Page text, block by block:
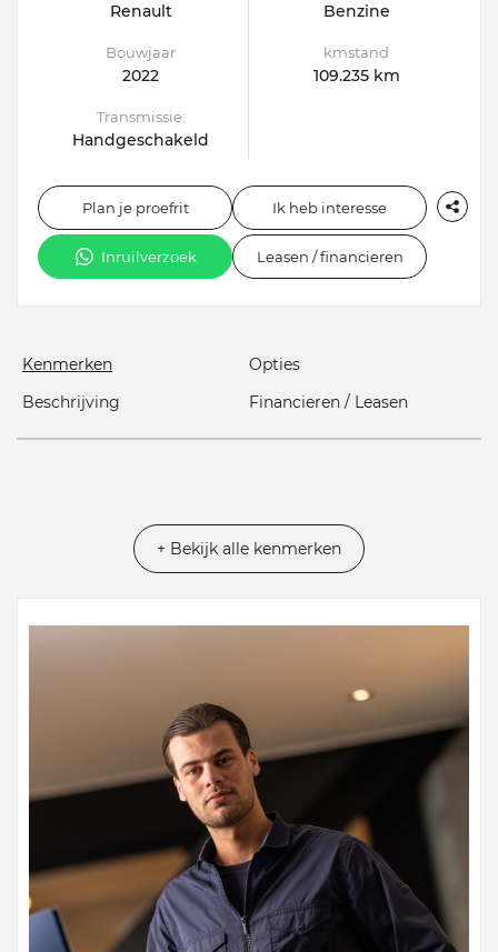
Renault Benzine
Bouwjaar
2022
kmstand
109.235 km
Transmissie:
Handgeschakeld
Plan je proefrit Ik heb interesse
Inruilverzoek Leasen / financieren
Kenmerken
Opties
Beschrijving
Financieren / Leasen
+ Bekijk alle kenmerken